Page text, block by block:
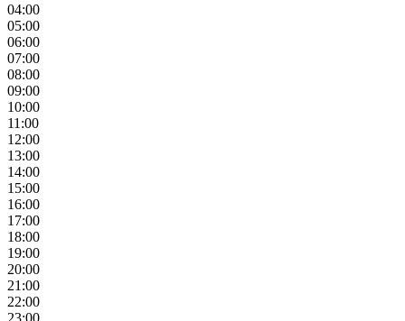
04:00
05:00
06:00
07:00
08:00
09:00
10:00
11:00
12:00
13:00
14:00
15:00
16:00
17:00
18:00
19:00
20:00
21:00
22:00
23:00